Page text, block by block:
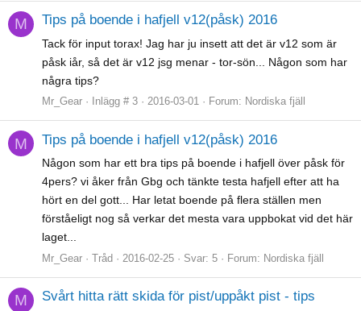
M Tips på boende i hafjell v12(påsk) 2016
Tack för input torax! Jag har ju insett att det är v12 som är
påsk iår, så det är v12 jsg menar - tor-sön... Någon som har
några tips?
Mr_Gear Inlägg # 3 2016-03-01 Forum: Nordiska fjäll
M Tips på boende i hafjell v12(påsk) 2016
Någon som har ett bra tips på boende i hafjell över påsk för
4pers? vi åker från Gbg och tänkte testa hafjell efter att ha
hört en del gott... Har letat boende på flera ställen men
förståeligt nog så verkar det mesta vara uppbokat vid det här
laget...
Mr_Gear Tråd 2016-02-25 Svar: 5 Forum: Nordiska fjäll
M
Svårt hitta rätt skida för pist/uppåkt pist - tips